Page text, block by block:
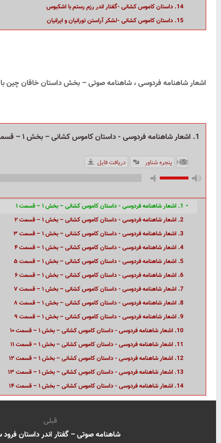
14. داستان کاموس کشانی -گفتار اندر رزم رستم با اشکبوس
15. داستان کاموس کشانی -لشکر آراستن تورانیان و ایرانیان
اشعار شاهنامه فردوسی ، شاهنامه صوتی – بخش داستان خاقان چین با
1. اشعار شاهنامه فردوسی - داستان کاموس کشانی – بخش ۱ – قسمت ۱
HIDE PLAYLIST پنجره شناور دریافت فایل
1. اشعار شاهنامه فردوسی - داستان کاموس کشانی – بخش ۱ – قسمت ۱
2. اشعار شاهنامه فردوسی - داستان کاموس کشانی – بخش ۱ – قسمت ۲
3. اشعار شاهنامه فردوسی - داستان کاموس کشانی – بخش ۱ – قسمت ۳
4. اشعار شاهنامه فردوسی - داستان کاموس کشانی – بخش ۱ – قسمت ۴
5. اشعار شاهنامه فردوسی - داستان کاموس کشانی – بخش ۱ – قسمت ۵
6. اشعار شاهنامه فردوسی - داستان کاموس کشانی – بخش ۱ – قسمت ۶
7. اشعار شاهنامه فردوسی - داستان کاموس کشانی – بخش ۱ – قسمت ۷
8. اشعار شاهنامه فردوسی - داستان کاموس کشانی – بخش ۱ – قسمت ۸
9. اشعار شاهنامه فردوسی - داستان کاموس کشانی – بخش ۱ – قسمت ۹
10. اشعار شاهنامه فردوسی - داستان کاموس کشانی – بخش ۱ – قسمت ۱۰
11. اشعار شاهنامه فردوسی - داستان کاموس کشانی – بخش ۱ – قسمت ۱۱
12. اشعار شاهنامه فردوسی - داستان کاموس کشانی – بخش ۱ – قسمت ۱۲
13. اشعار شاهنامه فردوسی - داستان کاموس کشانی – بخش ۱ – قسمت ۱۳
14. اشعار شاهنامه فردوسی - داستان کاموس کشانی – بخش ۱ – قسمت ۱۴
قبلی
شاهنامه صوتی – گفتار اندر داستان